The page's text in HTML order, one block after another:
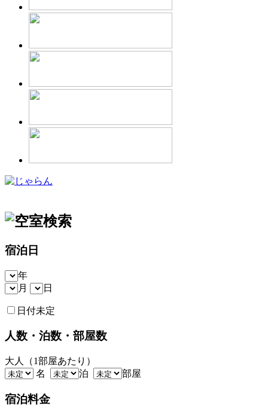
宿泊日
年
月
日
日付未定
人数・泊数・部屋数
大人（1部屋あたり）
名
泊 部屋
宿泊料金